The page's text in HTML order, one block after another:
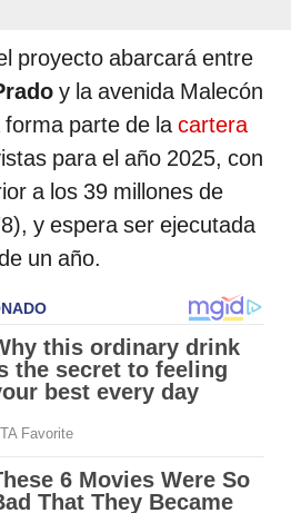
proyecto abarcará entre
y la avenida Malecón
parte de la cartera
para el año 2025, con
a los 39 millones de
y espera ser ejecutada
un año.